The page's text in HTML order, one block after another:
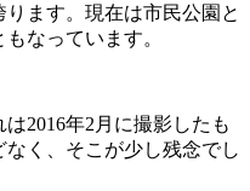
ます。現在は市民公園と
なっています。
2016年2月に撮影したも
く、そこが少し残念でし